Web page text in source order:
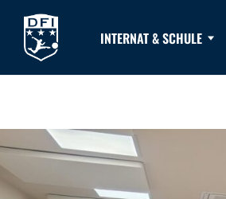
INTERNAT & SCHULE